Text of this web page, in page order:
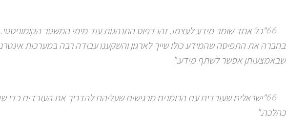
"כל אחד שומר מידע לעצמו. זהו דפוס התנהגות עוד מימי המשטר הקומוניסטי.
בחברה את התפיסה שהמידע כולו שייך לארגון והשקענו עבודה רבה במערכות
שבאמצעותן אפשר לשתף מידע."
"ישראלים שעובדים עם הרומנים מרגישים שעליהם להדריך את העובדים כדי
כהלכה."